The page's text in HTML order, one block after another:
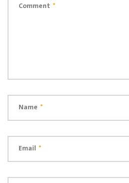
Comment *
Name *
Email *